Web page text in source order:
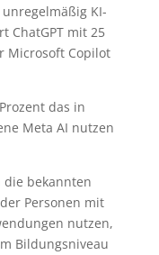
KI-
ChatGPT mit 25
Microsoft Copilot
das in
Meta AI nutzen
die bekannten
Personen mit
nutzen,
Bildungsniveau